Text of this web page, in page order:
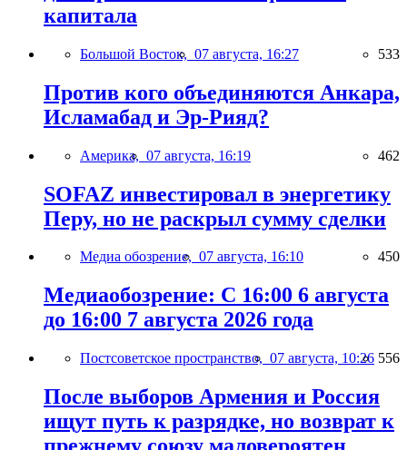
капитала
Большой Восток, 07 августа, 16:27 533
Против кого объединяются Анкара,
Исламабад и Эр-Рияд?
Америка, 07 августа, 16:19 462
SOFAZ инвестировал в энергетику
Перу, но не раскрыл сумму сделки
Медиа обозрение, 07 августа, 16:10 450
Медиаобозрение: С 16:00 6 августа
до 16:00 7 августа 2026 года
Постсоветское пространство, 07 августа, 10:26 556
После выборов Армения и Россия
ищут путь к разрядке, но возврат к